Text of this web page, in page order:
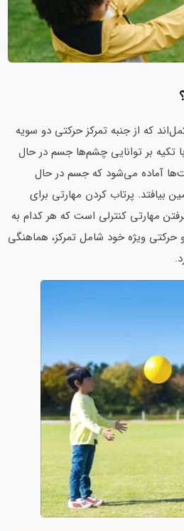
که از جنبه تمرکز حرکتی دو سویه
تکیه بر توانایی چشم‌ها جسم در حال
آماده می‌شود که جسم در حال
بیافتد. پرتاب کردن مهارتی برای
مهارتی کنترلی است که هر کدام به
حرکتی ویژه خود شامل تمرکز، هماهنگی